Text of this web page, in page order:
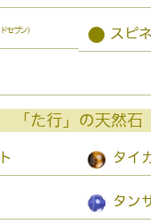
セブン） ● スピ
「た行」の天然石
タイ
タン